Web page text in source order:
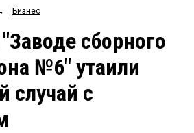
Рейтинги
Блоги
Архив
Бизнес
сборного
№6" утаили
случай с